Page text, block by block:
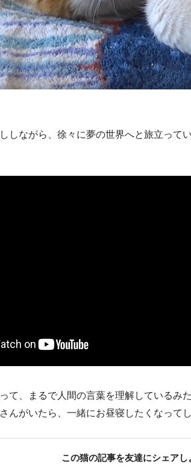
しながら、徐々に夢の世界へと旅立って
て、まるで人間の言葉を理解しているみ
んがいたら、一緒にお昼寝したくなって
この猫の記事を友達にシェアし